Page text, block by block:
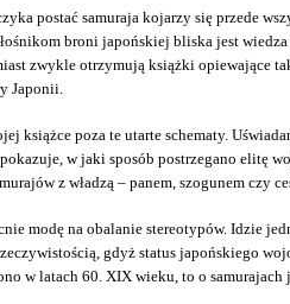
postać samuraja kojarzy się przede
broni japońskiej bliska jest
zwykle otrzymują książki opiewające
Japonii.
książce poza te utarte schematy.
w jaki sposób postrzegano elitę
z władzą – panem, szogunem czy
modę na obalanie stereotypów. Idzie
gdyż status japońskiego
w latach 60. XIX wieku, to o